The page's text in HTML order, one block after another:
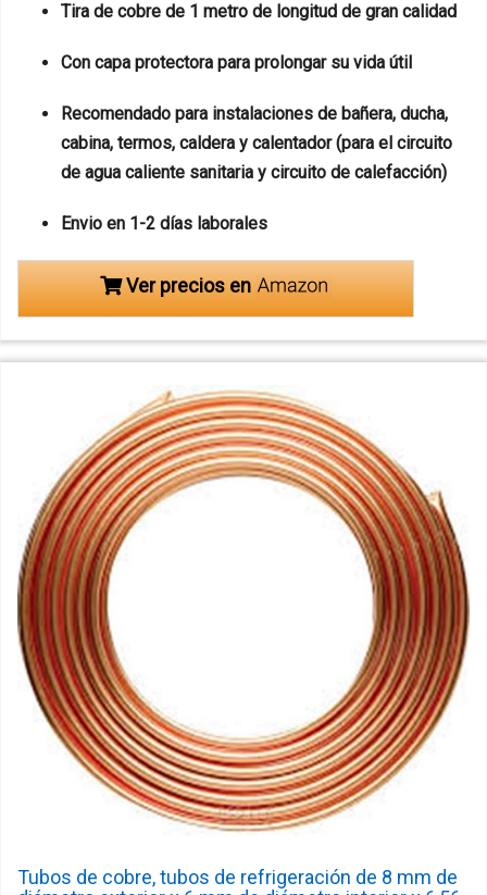
Tira de cobre de 1 metro de longitud de gran calidad
Con capa protectora para prolongar su vida útil
Recomendado para instalaciones de bañera, ducha,
cabina, termos, caldera y calentador (para el circuito
de agua caliente sanitaria y circuito de calefacción)
Envio en 1-2 días laborales
Ver precios en
Tubos de cobre, tubos de refrigeración de 8 mm de